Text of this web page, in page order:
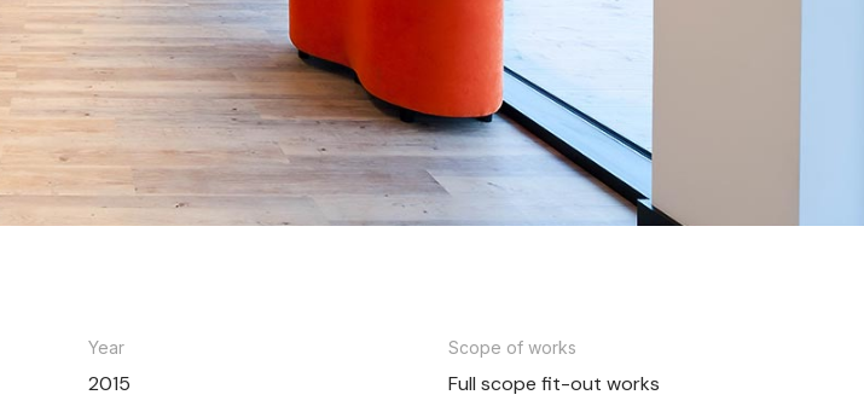
Year
2015
Scope of works
Full scope fit-out works